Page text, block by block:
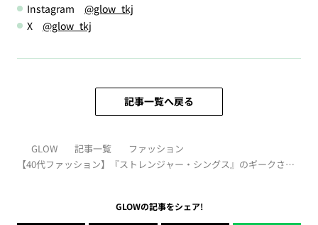
Instagram @glow_tkj
X @glow_tkj
記事一覧へ戻る
GLOW 記事一覧
ファッション
【40代ファッション】『ストレンジャー・シングス』のギークさが
GLOWの記事をシェア!